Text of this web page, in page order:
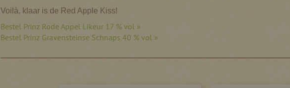
Voilà, klaar is de Red Apple Kiss!
Bestel Prinz Rode Appel Likeur 17 % vol »
Bestel Prinz Gravensteinse Schnaps 40 % vol »